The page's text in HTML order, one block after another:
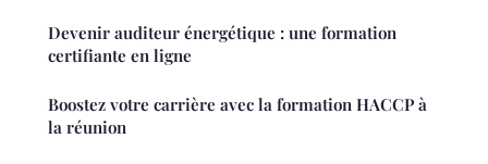
Devenir auditeur énergétique : une formation
certifiante en ligne
Boostez votre carrière avec la formation HACCP à
la réunion